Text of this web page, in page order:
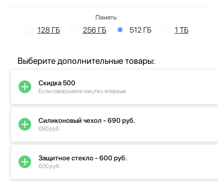
Память:
128 ГБ 256 ГБ 512 ГБ 1 ТБ
Выберите дополнительные товары:
Скидка 500
Если совершаете покупку впервые
Силиконовый чехол - 690 руб.
690 руб.
Защитное стекло - 600 руб.
600 руб.